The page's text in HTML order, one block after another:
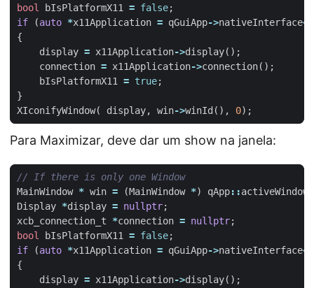
bool
bIsPlatformX11 = false;
if
(auto *x11Application = qGuiApp->nativeInterface<
{
display = x11Application->display();
connection = x11Application->connection();
bIsPlatformX11 = true;
}
XIconifyWindow( display, win->winId (), 0);
Para Maximizar, deve dar um show na janela:
MainWindow * win = (MainWindow *) qApp::activeWindow
Display *display = nullptr;
xcb_connection_t
*connection = nullptr;
bool
bIsPlatformX11 = false;
if
(auto *x11Application = qGuiApp->nativeInterface<
{
display = x11Application->display();